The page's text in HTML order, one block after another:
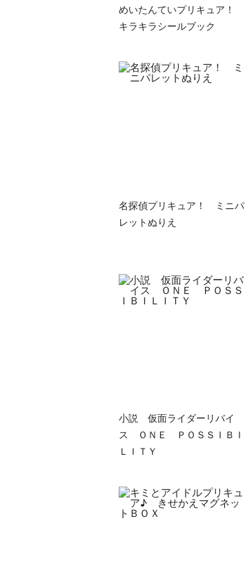
めいたんていプリキュア！
キラキラシールブック
名探偵プリキュア！ ミニパ
レットぬりえ
小説 仮面ライダーリバイ
ス ＯＮＥ ＰＯＳＳＩＢＩ
ＬＩＴＹ